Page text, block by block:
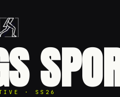
· SS26